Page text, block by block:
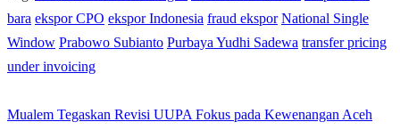
bara ekspor CPO ekspor Indonesia fraud ekspor National Single
Window Prabowo Subianto Purbaya Yudhi Sadewa transfer pricing
under invoicing
Mualem Tegaskan Revisi UUPA Fokus pada Kewenangan Aceh